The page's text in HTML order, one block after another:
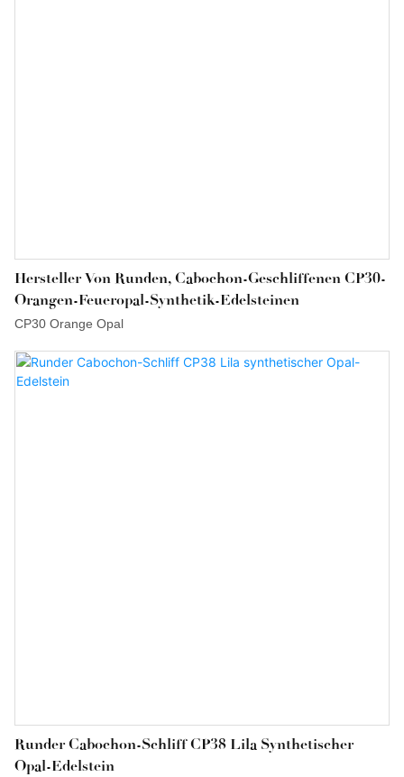
Hersteller Von Runden, Cabochon-Geschliffenen CP30-
Orangen-Feueropal-Synthetik-Edelsteinen
CP30 Orange Opal
Runder Cabochon-Schliff CP38 Lila Synthetischer
Opal-Edelstein